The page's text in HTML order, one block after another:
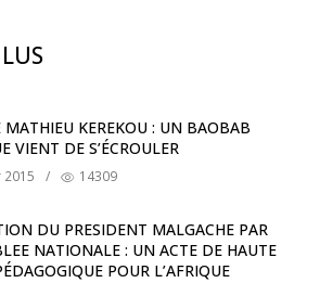
KEREKOU : UN BAOBAB
VIENT DE S’ÉCROULER
/ 14309
DU PRESIDENT MALGACHE PAR
NATIONALE : UN ACTE DE HAUTE
POUR L’AFRIQUE